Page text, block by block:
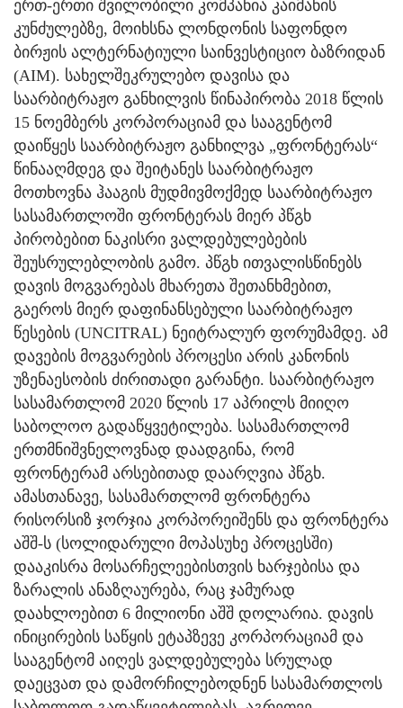
ერთ-ერთი შვილობილი კომპანია კაიმანის
კუნძულებზე, მოიხსნა ლონდონის საფონდო
ბირჟის ალტერნატიული საინვესტიციო ბაზრიდან
(AIM). სახელშეკრულებო დავისა და
საარბიტრაჟო განხილვის წინაპირობა 2018 წლის
15 ნოემბერს კორპორაციამ და სააგენტომ
დაიწყეს საარბიტრაჟო განხილვა „ფრონტერას“
წინააღმდეგ და შეიტანეს საარბიტრაჟო
მოთხოვნა ჰააგის მუდმივმოქმედ საარბიტრაჟო
სასამართლოში ფრონტერას მიერ პწგხ
პირობებით ნაკისრი ვალდებულებების
შეუსრულებლობის გამო. პწგხ ითვალისწინებს
დავის მოგვარებას მხარეთა შეთანხმებით,
გაეროს მიერ დაფინანსებული საარბიტრაჟო
წესების (UNCITRAL) ნეიტრალურ ფორუმამდე. ამ
დავების მოგვარების პროცესი არის კანონის
უზენაესობის ძირითადი გარანტი. საარბიტრაჟო
სასამართლომ 2020 წლის 17 აპრილს მიიღო
საბოლოო გადაწყვეტილება. სასამართლომ
ერთმნიშვნელოვნად დაადგინა, რომ
ფრონტერამ არსებითად დაარღვია პწგხ.
ამასთანავე, სასამართლომ ფრონტერა
რისორსიზ ჯორჯია კორპორეიშენს და ფრონტერა
აშშ-ს (სოლიდარული მოპასუხე პროცესში)
დააკისრა მოსარჩელეებისთვის ხარჯებისა და
ზარალის ანაზღაურება, რაც ჯამურად
დაახლოებით 6 მილიონი აშშ დოლარია. დავის
ინიცირების საწყის ეტაპზევე კორპორაციამ და
სააგენტომ აიღეს ვალდებულება სრულად
დაეცვათ და დამორჩილებოდნენ სასამართლოს